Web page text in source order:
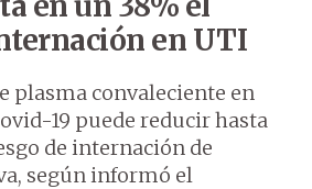
en UTI
plasma convaleciente en
19 puede reducir hasta
de internación de
según informó el